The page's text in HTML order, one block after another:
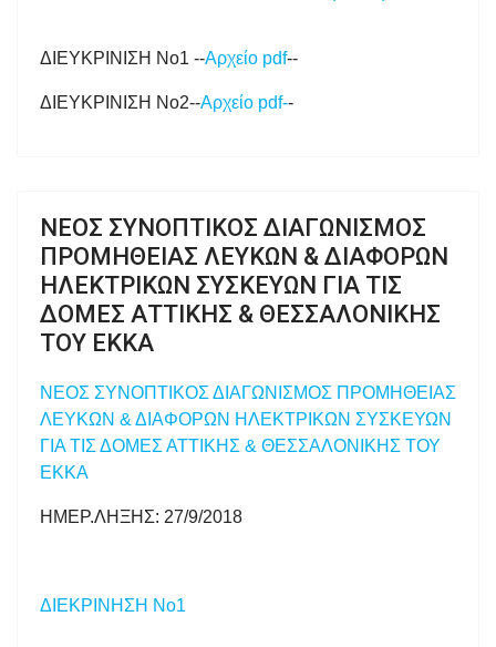
ΔΙΕΥΚΡΙΝΙΣΗ Νο1 --Αρχείο pdf--
ΔΙΕΥΚΡΙΝΙΣΗ Νο2--Αρχείο pdf--
ΝΕΟΣ ΣΥΝΟΠΤΙΚΟΣ ΔΙΑΓΩΝΙΣΜΟΣ
ΠΡΟΜΗΘΕΙΑΣ ΛΕΥΚΩΝ & ΔΙΑΦΟΡΩΝ
ΗΛΕΚΤΡΙΚΩΝ ΣΥΣΚΕΥΩΝ ΓΙΑ ΤΙΣ
ΔΟΜΕΣ ΑΤΤΙΚΗΣ & ΘΕΣΣΑΛΟΝΙΚΗΣ
ΤΟΥ ΕΚΚΑ
ΝΕΟΣ ΣΥΝΟΠΤΙΚΟΣ ΔΙΑΓΩΝΙΣΜΟΣ ΠΡΟΜΗΘΕΙΑΣ
ΛΕΥΚΩΝ & ΔΙΑΦΟΡΩΝ ΗΛΕΚΤΡΙΚΩΝ ΣΥΣΚΕΥΩΝ
ΓΙΑ ΤΙΣ ΔΟΜΕΣ ΑΤΤΙΚΗΣ & ΘΕΣΣΑΛΟΝΙΚΗΣ ΤΟΥ
ΕΚΚΑ
ΗΜΕΡ.ΛΗΞΗΣ: 27/9/2018
ΔΙΕΚΡΙΝΗΣΗ Νο1